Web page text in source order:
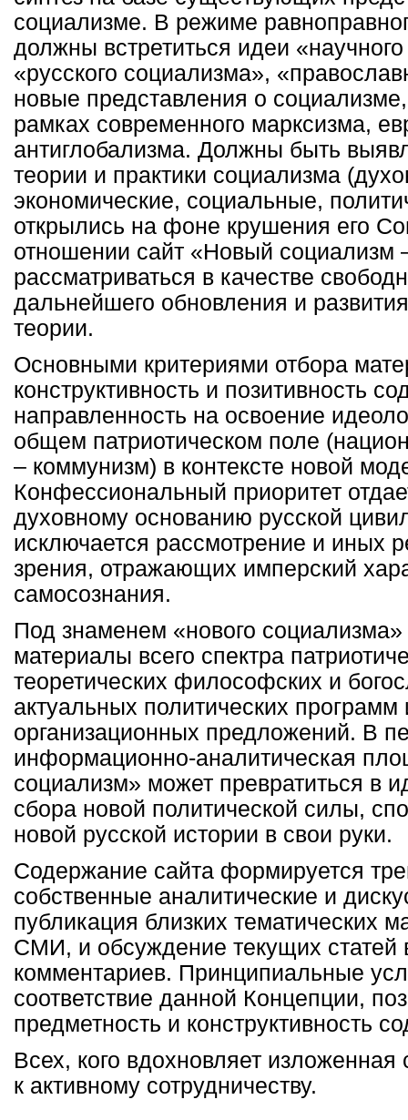
социализме. В режиме
должны встретиться идеи
«русского социализма»,
новые представления о
рамках современного марксизма,
антиглобализма. Должны быть
теории и практики социализма
экономические, социальные,
открылись на фоне крушения его
отношении сайт «Новый социализм
рассматриваться в качестве
дальнейшего обновления и
теории.
Основными критериями отбора
конструктивность и позитивность
направленность на освоение
общем патриотическом поле
– коммунизм) в контексте новой
Конфессиональный приоритет
духовному основанию русской
исключается рассмотрение и иных
зрения, отражающих имперский
самосознания.
Под знаменем «нового
материалы всего спектра
теоретических философских и
актуальных политических программ
организационных предложений. В
информационно-аналитическая
социализм» может превратиться в
сбора новой политической силы,
новой русской истории в свои руки.
Содержание сайта формируется
собственные аналитические и
публикация близких тематических
СМИ, и обсуждение текущих статей
комментариев. Принципиальные
соответствие данной Концепции,
предметность и конструктивность
Всех, кого вдохновляет изложенная
к активному сотрудничеству.